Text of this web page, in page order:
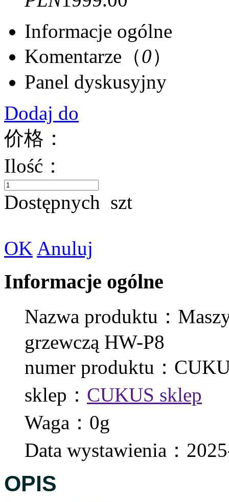
Informacje ogólne
Komentarze（0）
Panel dyskusyjny
Dodaj do
价格：
Ilość：
Dostępnych szt
OK Anuluj
Informacje ogólne
Nazwa produktu：
grzewczą HW-P8
numer produktu：
sklep： CUKUS sklep
Waga：0g
Data wystawienia：
OPIS